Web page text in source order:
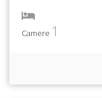
Camere 1